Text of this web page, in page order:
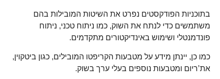
בתוכניות הפודקסטים נפרט את השיטות המובילות בהם
משתמשים כדי לנתח את השוק, כמו ניתוח טכני, ניתוח
פונדמנטלי ושימוש באינדיקטורים מתקדמים.
כמו כן, יינתן מידע על מטבעות הקריפטו המובילים, כגון ביטקוין,
את’ריום ומטבעות נוספים בעלי ערך בשוק.